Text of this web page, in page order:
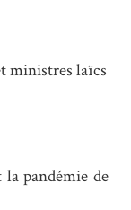
ministres laïcs
pandémie de